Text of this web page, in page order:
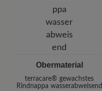
Obermaterial
terracare® gewachstes
Rindnappa wasserabweisend